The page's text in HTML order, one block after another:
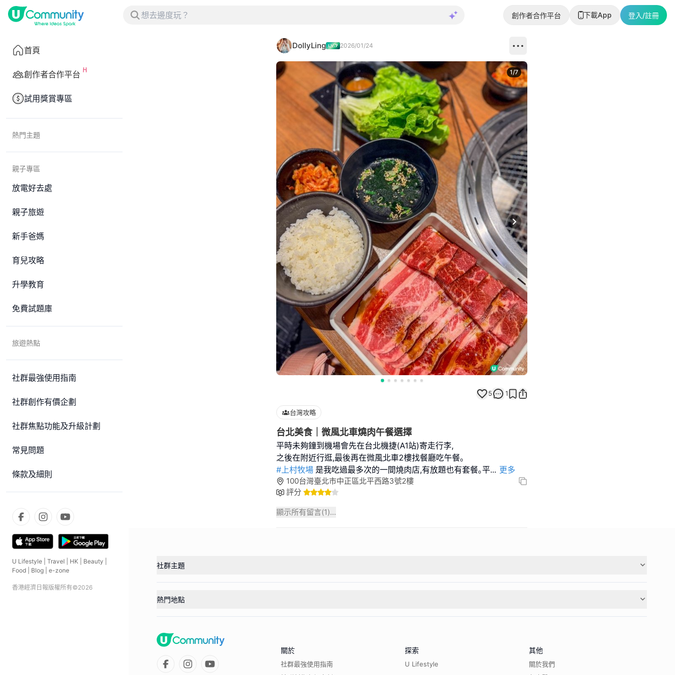
創作者合作平台 下載App 登入/註冊
首頁
創作者合作平台
試用獎賞專區
熱門主題
親子專區
放電好去處
親子旅遊
新手爸媽
育兒攻略
升學教育
免費試題庫
旅遊熱點
社群最強使用指南
社群創作有價企劃
社群焦點功能及升級計劃
常見問題
條款及細則
U Lifestyle Travel HK Beauty
Food
Blog e-zone
香港經濟日報版權所有©2026
DollyLing 2026/01/24
Next slide
1/7
5 1
台灣攻略
台北美食｜微風北車燒肉午餐選擇
平時未夠鐘到機場會先在台北機捷(A1站)寄走行李,
#上村牧場 是我吃過最多次的一間燒肉店,有放題也有套餐｡平... 更多
100台灣臺北市中正區北平西路3號2樓
評分
顯示所有留言(1)...
社群主題
熱門地點
關於
社群最強使用指南
探索
U Lifestyle
其他
關於我們